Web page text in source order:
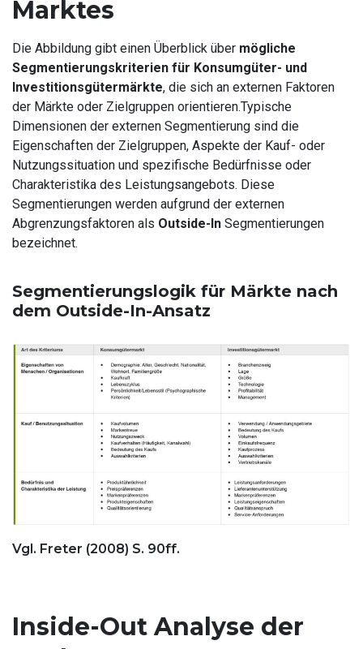
Marktes
Die Abbildung gibt einen Überblick über mögliche
Segmentierungskriterien für Konsumgüter- und
Investitionsgütermärkte, die sich an externen Faktoren
der Märkte oder Zielgruppen orientieren.Typische
Dimensionen der externen Segmentierung sind die
Eigenschaften der Zielgruppen, Aspekte der Kauf- oder
Nutzungssituation und spezifische Bedürfnisse oder
Charakteristika des Leistungsangebots. Diese
Segmentierungen werden aufgrund der externen
Abgrenzungsfaktoren als Outside-In Segmentierungen
bezeichnet.
Segmentierungslogik für Märkte nach
dem Outside-In-Ansatz
Vgl. Freter (2008) S. 90ff.
Inside-Out Analyse der